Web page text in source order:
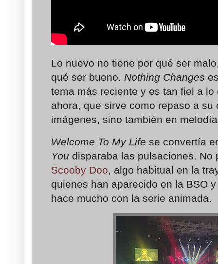
Lo nuevo no tiene por qué ser
qué ser bueno. Nothing Changes
tema más reciente y es tan fiel a
ahora, que sirve como repaso a su
imágenes, sino también en
Welcome To My Life se convertía
You disparaba las pulsaciones. No
Scooby Doo, algo habitual en la
quienes han aparecido en la BSO
hace mucho con la serie animada.